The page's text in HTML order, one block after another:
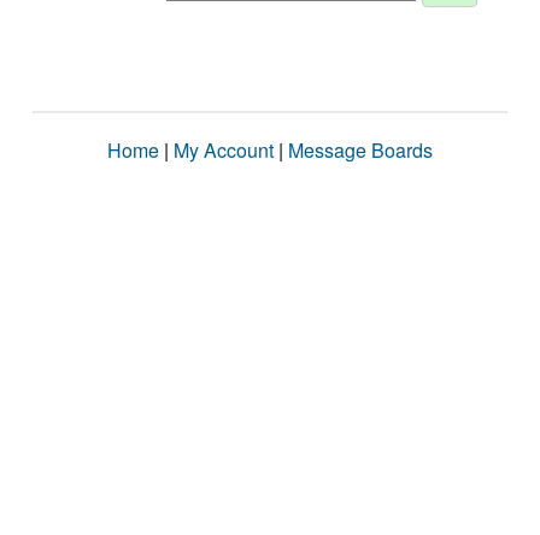
Home | My Account | Message Boards